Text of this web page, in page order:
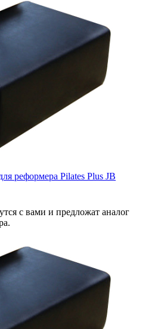
реформера Pilates Plus JB
с вами и предложат аналог